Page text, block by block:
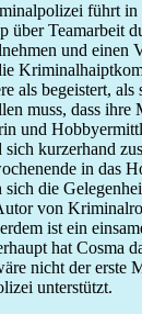
führt in
über Teamarbeit
und einen
als begeistert,
muss, dass ihre
und
kurzerhand
in das
die
von
ist ein
hat Cosma
nicht der erste
unterstützt.